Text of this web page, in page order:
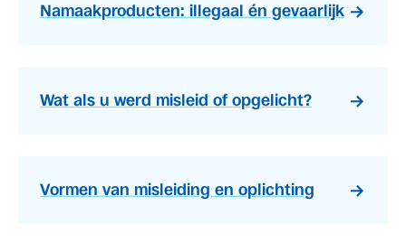
Namaakproducten: illegaal én gevaarlijk
Wat als u werd misleid of opgelicht?
Vormen van misleiding en oplichting